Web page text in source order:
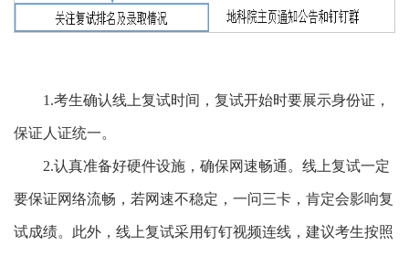
1.考生确认线上复试时间，复试开始时要展示身份证，
保证人证统一。
2.认真准备好硬件设施，确保网速畅通。线上复试一定
要保证网络流畅，若网速不稳定，一问三卡，肯定会影响复
试成绩。此外，线上复试采用钉钉视频连线，建议考生按照